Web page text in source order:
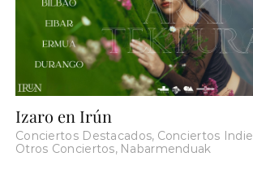
Izaro en Irún
Conciertos Destacados, Conciertos Indie
Otros Conciertos, Nabarmenduak